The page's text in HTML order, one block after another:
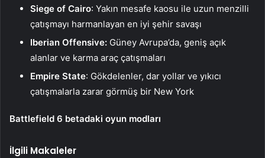
Siege of Cairo: Yakın mesafe kaosu ile uzun menzilli
çatışmayı harmanlayan en iyi şehir savaşı
Iberian Offensive: Güney Avrupa’da, geniş açık
alanlar ve karma araç çatışmaları
Empire State: Gökdelenler, dar yollar ve yıkıcı
çatışmalarla zarar görmüş bir New York
Battlefield 6 betadaki oyun modları
İlgili Makaleler